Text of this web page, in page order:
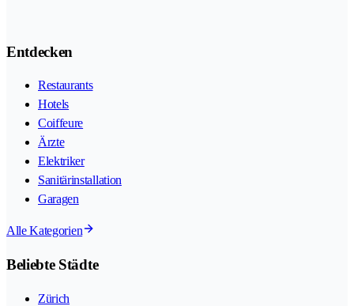
Entdecken
Restaurants
Hotels
Coiffeure
Ärzte
Elektriker
Sanitärinstallation
Garagen
Alle Kategorien
Beliebte Städte
Zürich